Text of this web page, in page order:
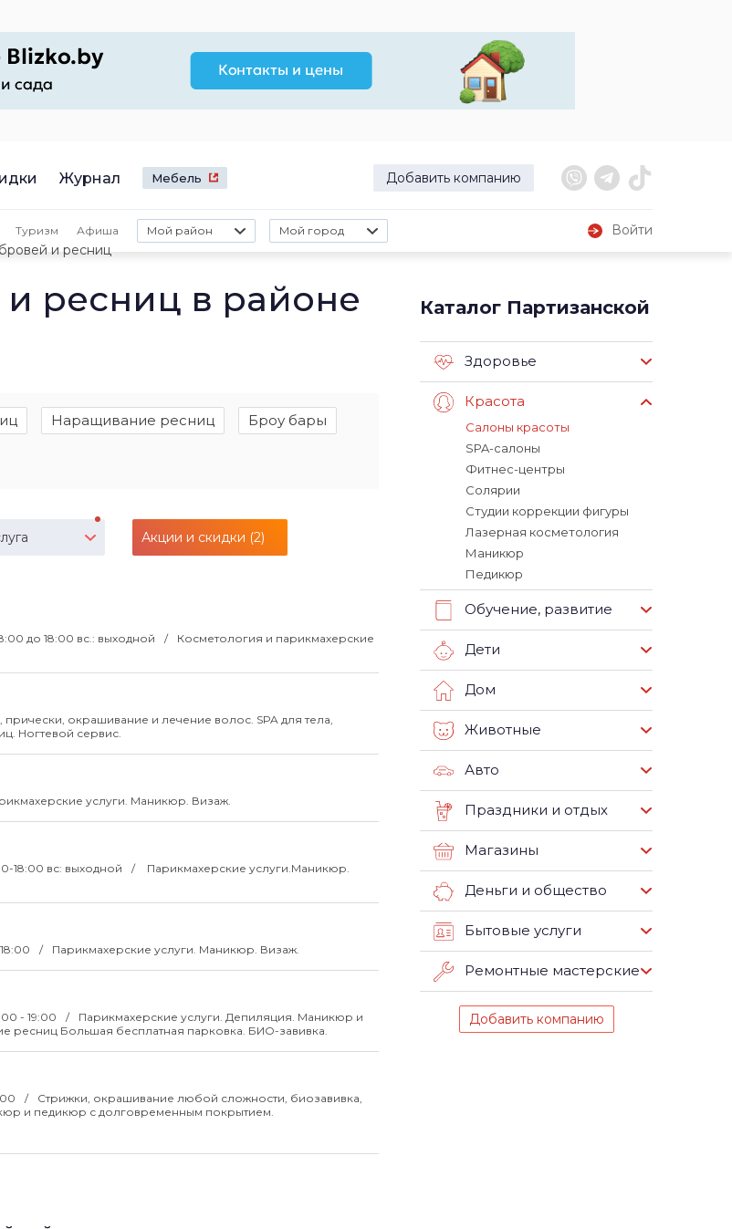
Журнал Мебель Добавить компанию
Туризм Афиша Мой район Мой город
Войти
и ресниц
ресниц в районе
Наращивание ресниц Броу бары
Акции и скидки (2)
до 18:00 вс.: выходной
Косметология и парикмахерские
прически, окрашивание и лечение волос. SPA для тела,
Ногтевой сервис.
услуги. Маникюр. Визаж.
18:00 вс: выходной
Парикмахерские услуги.Маникюр.
Парикмахерские услуги. Маникюр. Визаж.
- 19:00
Парикмахерские услуги. Депиляция. Маникюр и
Большая бесплатная парковка. БИО-завивка.
Стрижки, окрашивание любой сложности, биозавивка,
и педикюр с долговременным покрытием.
Каталог Партизанской
Здоровье
Красота
Салоны красоты
SPA-салоны
Фитнес-центры
Солярии
Студии коррекции фигуры
Лазерная косметология
Маникюр
Педикюр
Обучение, развитие
Дети
Дом
Животные
Авто
Праздники и отдых
Магазины
Деньги и общество
Бытовые услуги
Ремонтные мастерские
Добавить компанию